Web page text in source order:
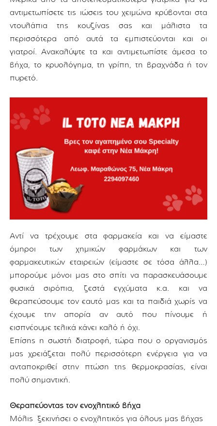
αντιμετωπίσετε τις ιώσεις του χειμώνα κρύβονται στα
ντουλάπια της κουζίνας σας και μάλιστα τα
περισσότερα από αυτά τα εμπιστεύονται και οι
γιατροί. Ανακαλύψτε τα και αντιμετωπίστε άμεσα το
βήχα, το κρυολόγημα, τη γρίπη, τη βραχνάδα ή τον
πυρετό.
Αντί να τρέχουμε στα φαρμακεία και να είμαστε
όμηροι των χημικών φαρμάκων και των
φαρμακευτικών εταιρειών (είμαστε σε τόσα άλλα…)
μπορούμε μόνοι μας στο σπίτι να παρασκευάσουμε
φυσικά σιρόπια, ζεστά εγχύματα κ.α. και να
θεραπεύσουμε τον εαυτό μας και τα παιδιά χωρίς να
έχουμε την απορία αν αυτό που πίνουμε ή
εισπνέουμε τελικά κάνει καλό ή όχι.
Επίσης η σωστή διατροφή, τώρα που ο οργανισμός
μας χρειάζεται πολύ περισσότερη ενέργεια για να
ανταποκριθεί στην πτώση της θερμοκρασίας, είναι
πολύ σημαντική.
Θεραπεύοντας τον ενοχλητικό βήχα
Μόλις ξεκινήσει ο ενοχλητικός για όλους μας βήχας